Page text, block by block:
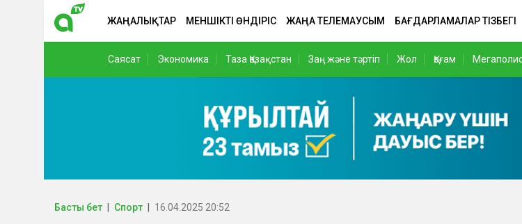
ЖАҢАЛЫҚТАР МЕНШІКТІ ӨНДІРІС ЖАҢА ТЕЛЕМАУСЫМ БАҒДАРЛАМАЛАР ТІЗБЕГІ
Саясат Экономика Таза Қазақстан Заң және тәртіп Жол Қоғам
Басты бет Спорт 16.04.2025 20:52